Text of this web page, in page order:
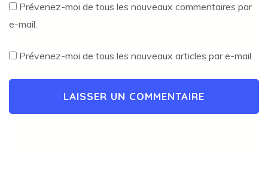
Prévenez-moi de tous les nouveaux commentaires par
e-mail.
Prévenez-moi de tous les nouveaux articles par e-mail.